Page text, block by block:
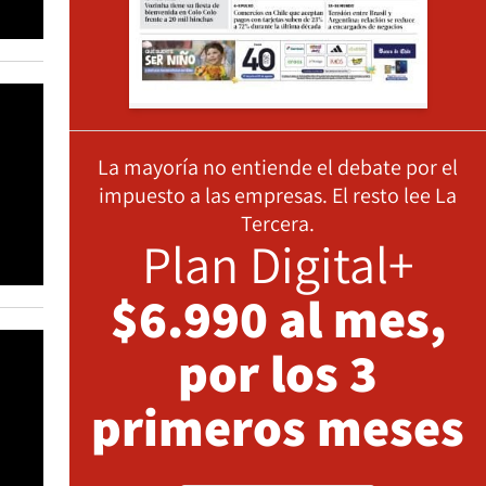
La mayoría no entiende el debate por el
impuesto a las empresas. El resto lee La
Tercera.
Plan Digital+
$6.990 al mes,
por los 3
primeros meses